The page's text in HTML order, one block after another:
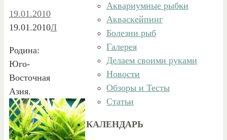
19.01.2010
19.01.2010Л
Родина:
Юго-
Восточная
Азия.
Аквариумные рыбки
Акваскейпинг
Болезни рыб
Галерея
Делаем своими руками
Новости
Обзоры и Тесты
Статьи
КАЛЕНДАРЬ